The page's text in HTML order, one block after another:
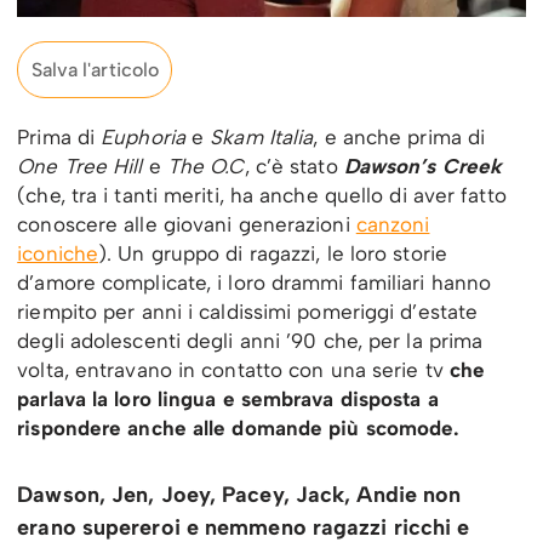
Salva l'articolo
Prima di Euphoriae Skam Italia, e anche prima di
One Tree Hill e The O.C, c’è stato Dawson’s Creek
(che, tra i tanti meriti, ha anche quello di aver fatto
conoscere alle giovani generazioni canzoni
iconiche). Un gruppo di ragazzi, le loro storie
d’amore complicate, i loro drammi familiari hanno
riempito per anni i caldissimi pomeriggi d’estate
degli adolescenti degli anni ’90 che, per la prima
volta, entravano in contatto con una serie tv che
parlava la loro lingua e sembrava disposta a
rispondere anche alle domande più scomode.
Dawson, Jen, Joey, Pacey, Jack, Andie non
erano supereroi e nemmeno ragazzi ricchi e